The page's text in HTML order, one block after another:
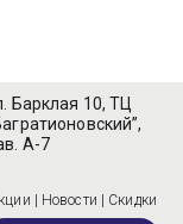
Барклая 10, ТЦ
А-7
| Новости | Скидки